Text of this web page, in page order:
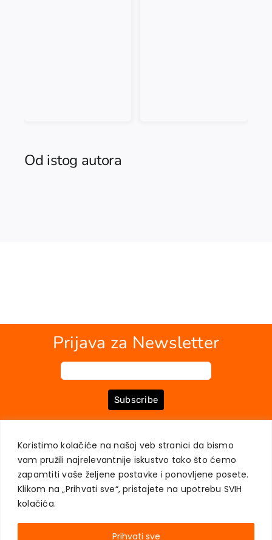
Koristimo kolačiće na našoj veb stranici da bismo
vam pružili najrelevantnije iskustvo tako što ćemo
zapamtiti vaše željene postavke i ponovljene posete.
Klikom na „Prihvati sve“, pristajete na upotrebu SVIH
kolačića.
Prihvati sve
Od istog autora
Prijava za Newsletter
Subscribe
MOJ NALOG
ZAŠTITA PRIVATNOSTI KORISNIKA